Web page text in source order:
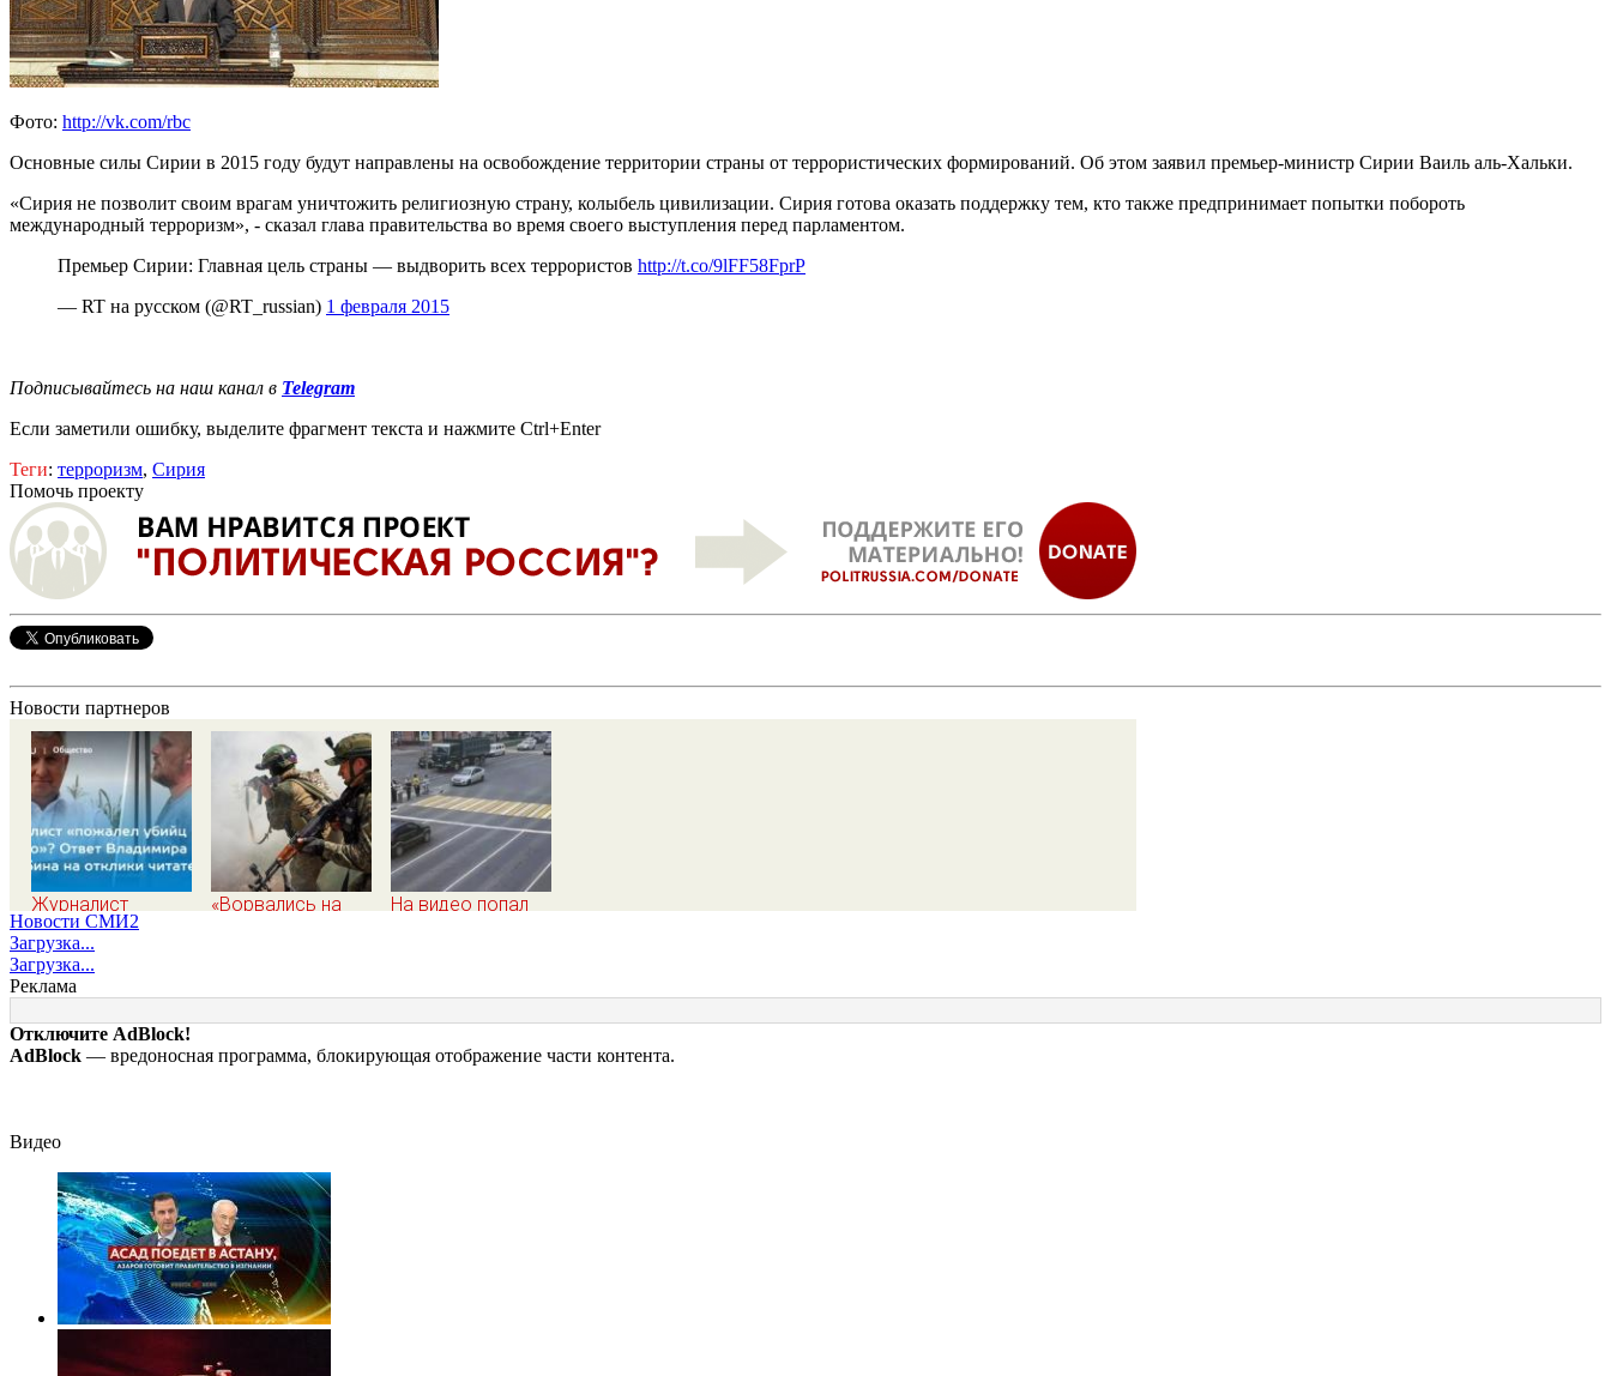
Фото: http://vk.com/rbc
Основные силы Сирии в 2015 году будут направлены на освобождение территории страны от террористических формирований. Об этом заявил премьер-министр Сирии Ваиль аль-Хальки.
«Сирия не позволит своим врагам уничтожить религиозную страну, колыбель цивилизации. Сирия готова оказать поддержку тем, кто также предпринимает попытки побороть
международный терроризм», - сказал глава правительства во время своего выступления перед парламентом.
Премьер Сирии: Главная цель страны — выдворить всех террористов http://t.co/9lFF58FprP
— RT на русском (@RT_russian) 1 февраля 2015
Подписывайтесь на наш канал в Telegram
Если заметили ошибку, выделите фрагмент текста и нажмите Ctrl+Enter
Теги: терроризм, Сирия
Помочь проекту
Новости партнеров
Журналист
«пожалел убийц
ученого»? Ответ
Владимира
Ворсобина на
отклики читателей
«Ворвались на
Дружковка стала
могильником для
«птах Мадьяра»
На видео попал
пострадали
минимум восемь
человек 06/08/2026
Новости СМИ2
Загрузка...
Загрузка...
Реклама
Отключите AdBlock!
AdBlock — вредоносная программа, блокирующая отображение части контента.
Видео